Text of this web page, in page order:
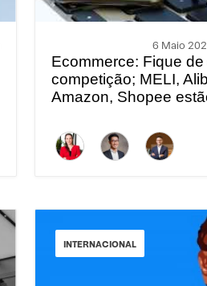
6 Maio
Ecommerce: Fique
competição; MELI,
Amazon, Shopee
INTERNACIONAL